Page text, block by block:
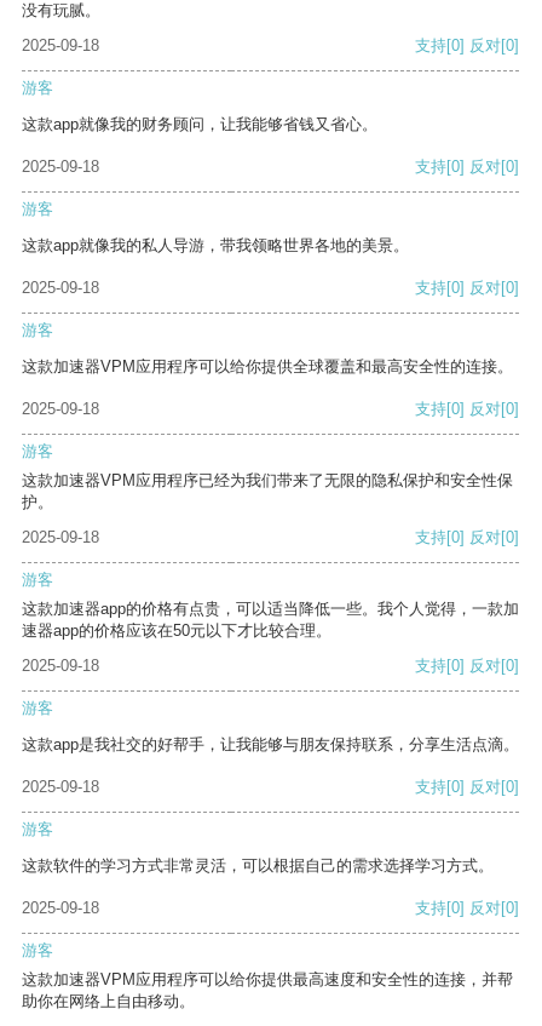
没有玩腻。
2025-09-18
支持[0] 反对[0]
游客
这款app就像我的财务顾问，让我能够省钱又省心。
2025-09-18 支持[0] 反对[0]
游客
这款app就像我的私人导游，带我领略世界各地的美景。
2025-09-18 支持[0] 反对[0]
游客
这款加速器VPM应用程序可以给你提供全球覆盖和最高安全性的连接。
2025-09-18 支持[0] 反对[0]
游客
这款加速器VPM应用程序已经为我们带来了无限的隐私保护和安全性保
护。
2025-09-18
支持[0] 反对[0]
游客
这款加速器app的价格有点贵，可以适当降低一些。我个人觉得，一款加
速器app的价格应该在50元以下才比较合理。
2025-09-18
支持[0] 反对[0]
游客
这款app是我社交的好帮手，让我能够与朋友保持联系，分享生活点滴。
2025-09-18 支持[0] 反对[0]
游客
这款软件的学习方式非常灵活，可以根据自己的需求选择学习方式。
2025-09-18 支持[0] 反对[0]
游客
这款加速器VPM应用程序可以给你提供最高速度和安全性的连接，并帮
助你在网络上自由移动。